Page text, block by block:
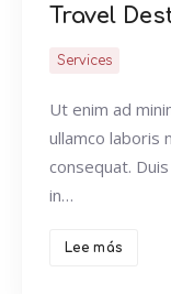
Travel
Services
Ut enim ad
ullamco laboris
consequat.
in…
Lee más